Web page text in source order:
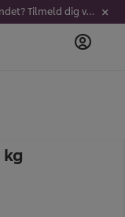
Vil du have opskrifter, nyheder, tilbud og andet? Tilmeld dig vores nyhedsbrev!